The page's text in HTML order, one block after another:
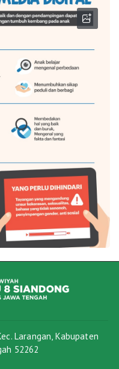
Larangan, Kabupaten
52262